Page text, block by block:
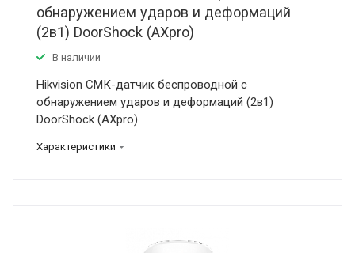
обнаружением ударов и деформаций
(2в1) DoorShock (AXpro)
В наличии
Hikvision СМК-датчик беспроводной с
обнаружением ударов и деформаций (2в1)
DoorShock (AXpro)
Характеристики